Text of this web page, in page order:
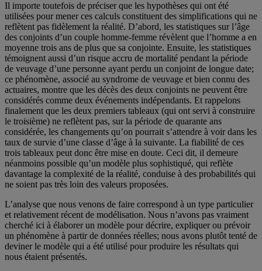
Il importe toutefois de préciser que les hypothèses qui ont été
utilisées pour mener ces calculs constituent des simplifications qui ne
reflètent pas fidèlement la réalité. D’abord, les statistiques sur l’âge
des conjoints d’un couple homme-femme révèlent que l’homme a en
moyenne trois ans de plus que sa conjointe. Ensuite, les statistiques
témoignent aussi d’un risque accru de mortalité pendant la période
de veuvage d’une personne ayant perdu un conjoint de longue date;
ce phénomène, associé au syndrome de veuvage et bien connu des
actuaires, montre que les décès des deux conjoints ne peuvent être
considérés comme deux événements indépendants. Et rappelons
finalement que les deux premiers tableaux (qui ont servi à construire
le troisième) ne reflètent pas, sur la période de quarante ans
considérée, les changements qu’on pourrait s’attendre à voir dans les
taux de survie d’une classe d’âge à la suivante. La fiabilité de ces
trois tableaux peut donc être mise en doute. Ceci dit, il demeure
néanmoins possible qu’un modèle plus sophistiqué, qui reflète
davantage la complexité de la réalité, conduise à des probabilités qui
ne soient pas très loin des valeurs proposées.
L’analyse que nous venons de faire correspond à un type particulier
et relativement récent de modélisation. Nous n’avons pas vraiment
cherché ici à élaborer un modèle pour décrire, expliquer ou prévoir
un phénomène à partir de données réelles; nous avons plutôt tenté de
deviner le modèle qui a été utilisé pour produire les résultats qui
nous étaient présentés.